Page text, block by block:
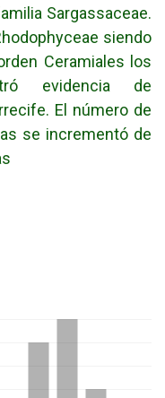
Sargassaceae.
siendo
Ceramiales los
evidencia de
El número de
se incrementó de